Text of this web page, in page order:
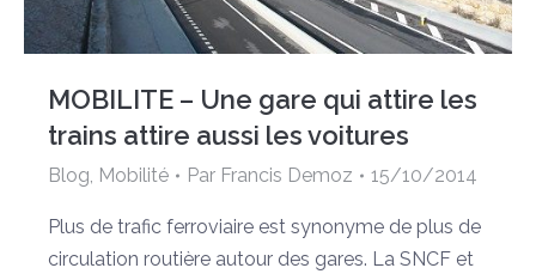
MOBILITE – Une gare qui attire les
trains attire aussi les voitures
Blog, Mobilité Par Francis Demoz 15/10/2014
Plus de trafic ferroviaire est synonyme de plus de
circulation routière autour des gares. La SNCF et